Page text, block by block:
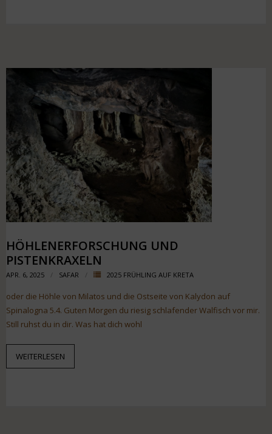
HÖHLENERFORSCHUNG UND
PISTENKRAXELN
APR. 6, 2025 SAFAR 2025 FRÜHLING AUF KRETA
oder die Höhle von Milatos und die Ostseite von Kalydon auf
Spinalogna 5.4. Guten Morgen du riesig schlafender Walfisch vor mir.
Still ruhst du in dir. Was hat dich wohl
WEITERLESEN